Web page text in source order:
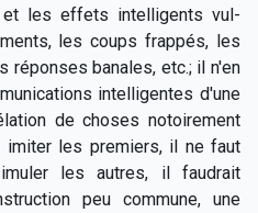
les effets intelligents vul-
les coups frappés, les
réponses banales, etc.; il n'en
intelligentes d'une
de choses notoirement
imiter les premiers, il ne faut
les autres, il faudrait
peu commune, une